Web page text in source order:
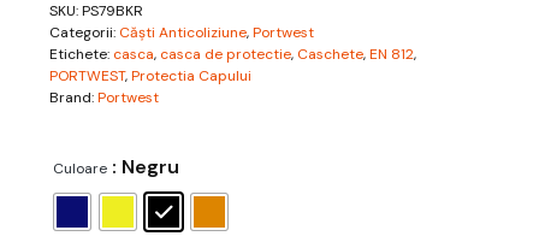
SKU:PS79BKR
Categorii: Căști Anticoliziune,Portwest
Etichete: casca, casca de protectie, Caschete,EN 812,
PORTWEST,Protectia Capului
Brand:Portwest
Culoare : Negru